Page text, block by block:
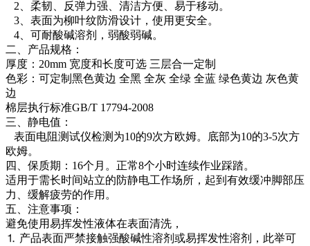
2、柔韧、反弹力强、清洁方便、易于移动。
3、表面为柳叶纹防滑设计，使用更安全。
4、可耐酸碱溶剂，弱酸弱碱。
二、产品规格：
厚度：20mm 宽度和长度可选 三层合一定制
色彩：可定制黑色黄边 全黑 全灰 全绿 全蓝 绿色黄边 灰色黄
边
棉层执行标准GB/T 17794-2008
三、静电值：
表面电阻测试仪检测为10的9次方欧姆。底部为10的3-5次方
欧姆。
四、保质期：16个月。正常8个小时连续作业踩踏。
适用于需长时间站立的防静电工作场所，起到有效缓冲脚部压
力、缓解疲劳的作用。
五、注意事项：
避免使用易挥发性液体在表面清洗，
⒈ 产品表面严禁接触强酸碱性溶剂或易挥发性溶剂，此举可